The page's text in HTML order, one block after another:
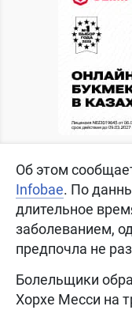
Об этом
Infobae. По
длительное
заболеванием,
предпочла не
Болельщики
Хорхе Месси на